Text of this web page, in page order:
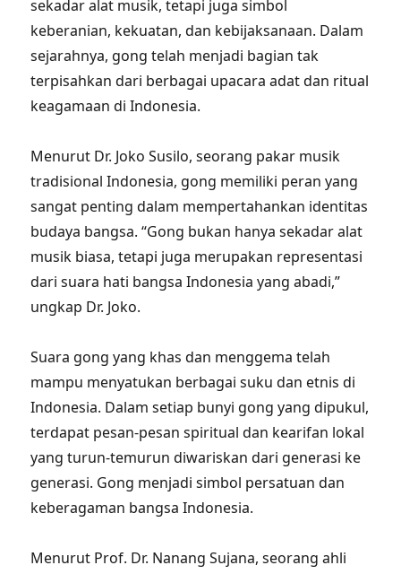
sekadar alat musik, tetapi juga simbol
keberanian, kekuatan, dan kebijaksanaan. Dalam
sejarahnya, gong telah menjadi bagian tak
terpisahkan dari berbagai upacara adat dan ritual
keagamaan di Indonesia.
Menurut Dr. Joko Susilo, seorang pakar musik
tradisional Indonesia, gong memiliki peran yang
sangat penting dalam mempertahankan identitas
budaya bangsa. “Gong bukan hanya sekadar alat
musik biasa, tetapi juga merupakan representasi
dari suara hati bangsa Indonesia yang abadi,”
ungkap Dr. Joko.
Suara gong yang khas dan menggema telah
mampu menyatukan berbagai suku dan etnis di
Indonesia. Dalam setiap bunyi gong yang dipukul,
terdapat pesan-pesan spiritual dan kearifan lokal
yang turun-temurun diwariskan dari generasi ke
generasi. Gong menjadi simbol persatuan dan
keberagaman bangsa Indonesia.
Menurut Prof. Dr. Nanang Sujana, seorang ahli